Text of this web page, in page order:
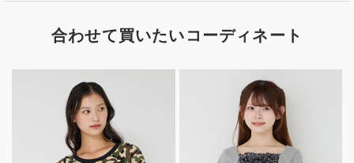
合わせて買いたいコーディネート